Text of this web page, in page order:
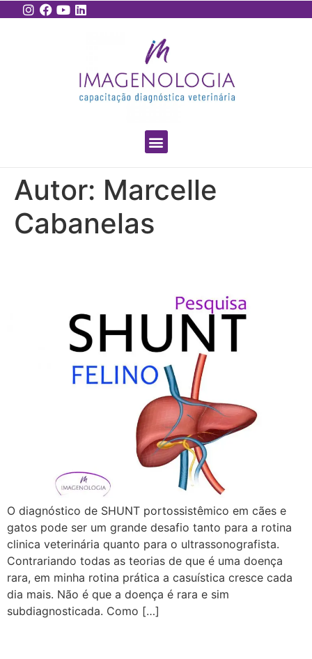
Autor: Marcelle
Cabanelas
O diagnóstico de SHUNT portossistêmico em cães e
gatos pode ser um grande desafio tanto para a rotina
clinica veterinária quanto para o ultrassonografista.
Contrariando todas as teorias de que é uma doença
rara, em minha rotina prática a casuística cresce cada
dia mais. Não é que a doença é rara e sim
subdiagnosticada. Como […]